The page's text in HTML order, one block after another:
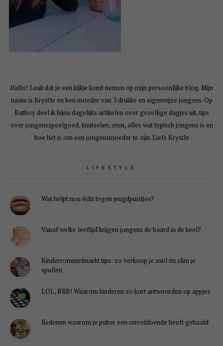
Hallo! Leuk dat je een kijkje komt nemen op mijn persoonlijke blog. Mijn
naam is Krystle en ben moeder van 3 drukke en eigenwijze jongens. Op
Batboy deel ik bijna dagelijks artikelen over gezellige dagjes uit, tips
over jongensspeelgoed, knutselen, eten, alles wat typisch jongens is en
hoe het is om een jongensmoeder te zijn. Liefs Krystle
LIFESTYLE
Wat helpt nou écht tegen jeugdpuistjes?
Vanaf welke leeftijd krijgen jongens de baard in de keel?
Kinderrommelmarkt tips: zo verkoop je snel én slim je
spullen
LOL, BRB! Waarom kinderen zo kort antwoorden op appjes
Redenen waarom je puber een onvoldoende heeft gehaald